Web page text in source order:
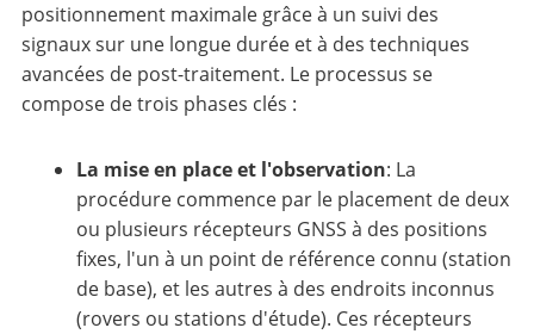
positionnement maximale grâce à un suivi des
signaux sur une longue durée et à des techniques
avancées de post-traitement. Le processus se
compose de trois phases clés :
La mise en place et l'observation: La
procédure commence par le placement de deux
ou plusieurs récepteurs GNSS à des positions
fixes, l'un à un point de référence connu (station
de base), et les autres à des endroits inconnus
(rovers ou stations d'étude). Ces récepteurs